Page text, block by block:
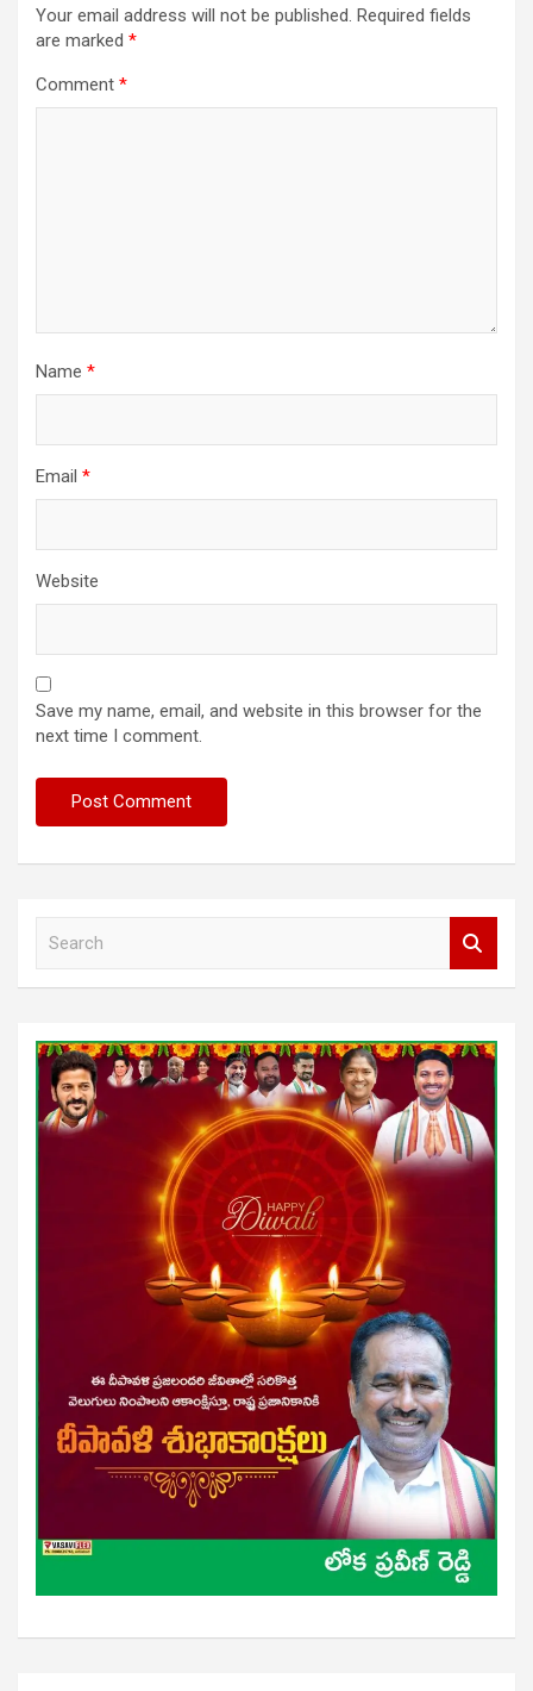
Your email address will not be published. Required fields
are marked *
Comment *
Name *
Email *
Website
Save my name, email, and website in this browser for the
next time I comment.
h